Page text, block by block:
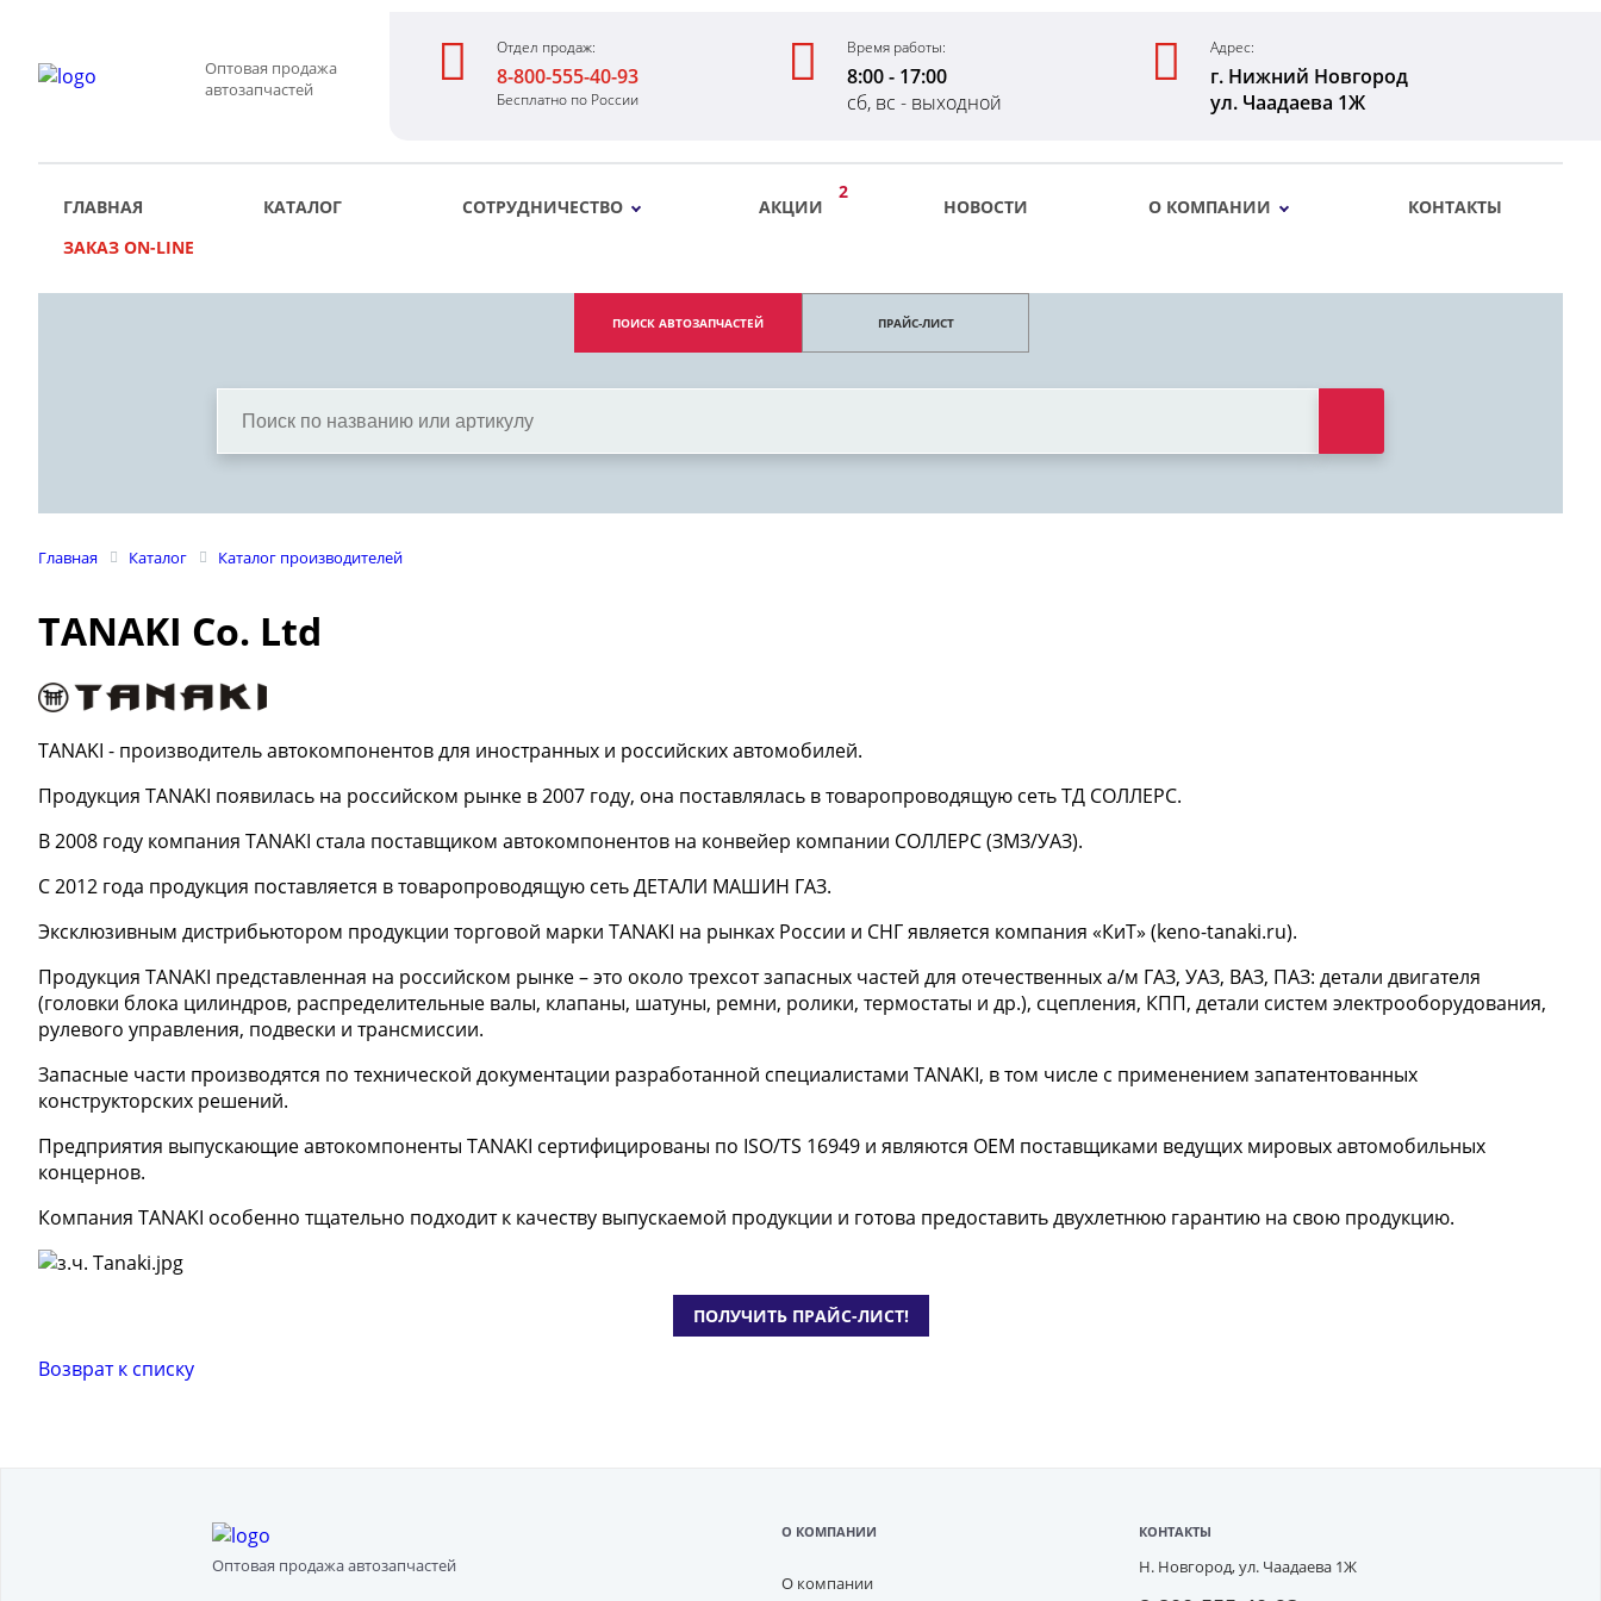
Оптовая продажа
автозапчастей
Отдел продаж:
8-800-555-40-93
Бесплатно по России
Время работы:
8:00 - 17:00
сб, вс - выходной
Адрес:
г. Нижний Новгород
ул. Чаадаева 1Ж
ГЛАВНАЯ КАТАЛОГ СОТРУДНИЧЕСТВО АКЦИИ
2
НОВОСТИ О КОМПАНИИ
КОНТАКТЫ
ЗАКАЗ ON-LINE
ПОИСК АВТОЗАПЧАСТЕЙ ПРАЙС-ЛИСТ
Главная Каталог Каталог производителей
TANAKI Co. Ltd
TANAKI - производитель автокомпонентов для иностранных и российских автомобилей.
Продукция TANAKI появилась на российском рынке в 2007 году, она поставлялась в товаропроводящую сеть ТД СОЛЛЕРС.
В 2008 году компания TANAKI стала поставщиком автокомпонентов на конвейер компании СОЛЛЕРС (ЗМЗ/УАЗ).
C 2012 года продукция поставляется в товаропроводящую сеть ДЕТАЛИ МАШИН ГАЗ.
Эксклюзивным дистрибьютором продукции торговой марки TANAKI на рынках России и СНГ является компания «КиТ» (keno-tanaki.ru).
Продукция TANAKI представленная на российском рынке – это около трехсот запасных частей для отечественных а/м ГАЗ, УАЗ, ВАЗ, ПАЗ: детали двигателя
(головки блока цилиндров, распределительные валы, клапаны, шатуны, ремни, ролики, термостаты и др.), сцепления, КПП, детали систем электрооборудования,
рулевого управления, подвески и трансмиссии.
Запасные части производятся по технической документации разработанной специалистами TANAKI, в том числе с применением запатентованных
конструкторских решений.
Предприятия выпускающие автокомпоненты TANAKI сертифицированы по ISO/TS 16949 и являются OEM поставщиками ведущих мировых автомобильных
концернов.
Компания TANAKI особенно тщательно подходит к качеству выпускаемой продукции и готова предоставить двухлетнюю гарантию на свою продукцию.
ПОЛУЧИТЬ ПРАЙС-ЛИСТ!
Возврат к списку
Оптовая продажа автозапчастей
О КОМПАНИИ
О компании
КОНТАКТЫ
Н. Новгород,ул. Чаадаева 1Ж